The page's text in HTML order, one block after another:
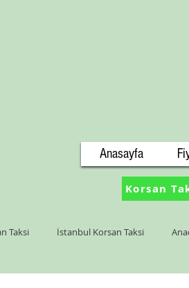
Anasayfa
Korsan
Taksi İstanbul Korsan Taksi